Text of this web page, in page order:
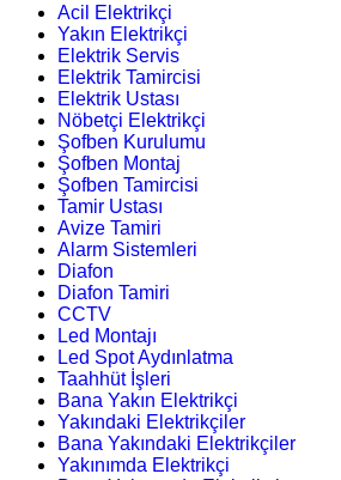
Acil Elektrikçi
Yakın Elektrikçi
Elektrik Servis
Elektrik Tamircisi
Elektrik Ustası
Nöbetçi Elektrikçi
Şofben Kurulumu
Şofben Montaj
Şofben Tamircisi
Tamir Ustası
Avize Tamiri
Alarm Sistemleri
Diafon
Diafon Tamiri
CCTV
Led Montajı
Led Spot Aydınlatma
Taahhüt İşleri
Bana Yakın Elektrikçi
Yakındaki Elektrikçiler
Bana Yakındaki Elektrikçiler
Yakınımda Elektrikçi